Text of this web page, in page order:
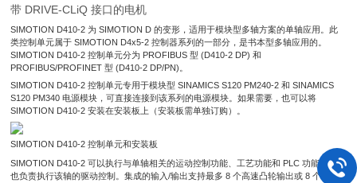
带 DRIVE-CLiQ 接口的电机
SIMOTION D410-2 为 SIMOTION D 的变形，适用于模块型多轴方案的单轴应用。此
类控制单元属于 SIMOTION D4x5-2 控制器系列的一部分，是书本型多轴应用的。
SIMOTION D410-2 控制单元分为 PROFIBUS 型 (D410-2 DP) 和
PROFIBUS/PROFINET 型 (D410-2 DP/PN)。
SIMOTION D410-2 控制单元专用于模块型 SINAMICS S120 PM240-2 和 SINAMICS
S120 PM340 电源模块，可直接连接到该系列的电源模块。如果需要，也可以将
SIMOTION D410-2 安装在安装板上（安装板需单独订购）。
SIMOTION D410-2 控制单元和安装板
SIMOTION D410-2 可以执行与单轴相关的运动控制功能、工艺功能和 PLC 功能，同时
也负责执行该轴的驱动控制。集成的输入/输出支持最多 8 个高速凸轮输出或 8 个测量